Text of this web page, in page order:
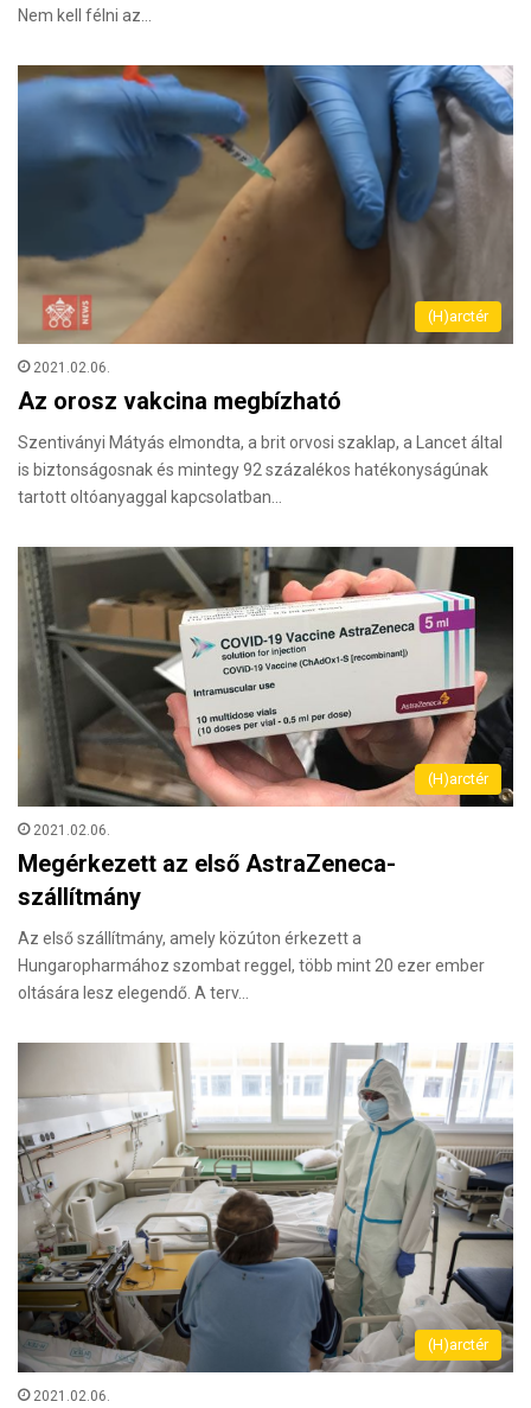
Nem kell félni az…
(H)arctér
2021.02.06.
Az orosz vakcina megbízható
Szentiványi Mátyás elmondta, a brit orvosi szaklap, a Lancet által
is biztonságosnak és mintegy 92 százalékos hatékonyságúnak
tartott oltóanyaggal kapcsolatban…
(H)arctér
2021.02.06.
Megérkezett az első AstraZeneca-
szállítmány
Az első szállítmány, amely közúton érkezett a
Hungaropharmához szombat reggel, több mint 20 ezer ember
oltására lesz elegendő. A terv…
(H)arctér
2021.02.06.